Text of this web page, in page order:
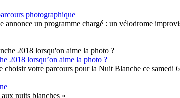
photographique
annonce un programme chargé : un vélodrome
2018 lorsqu’on aime la photo ?
votre parcours pour la Nuit Blanche ce samedi